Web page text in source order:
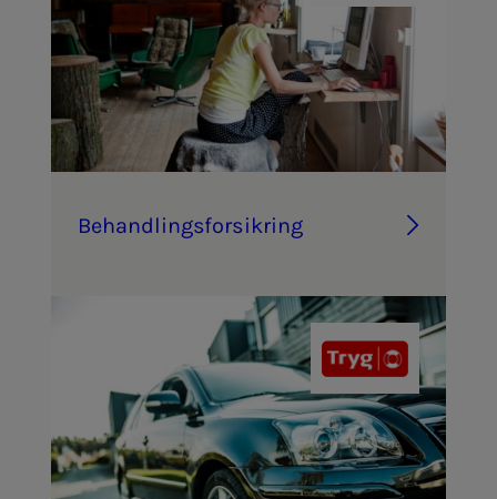
Be­hand­­­lings­­­­­for­­­sik­ring